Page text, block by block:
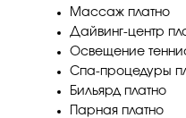
Массаж платно
Дайвинг-центр
Освещение
Спа-процедуры
Бильярд платно
Парная платно